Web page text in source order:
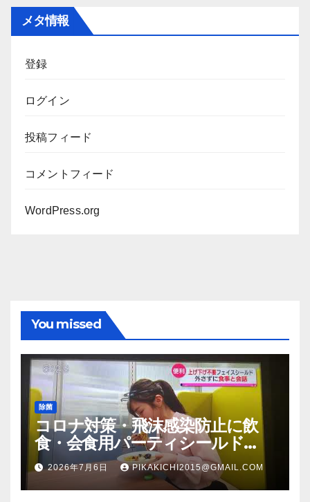
メタ情報
登録
ログイン
投稿フィード
コメントフィード
WordPress.org
You missed
除菌
コロナ対策・飛沫感染防止に飲
食・会食用パーティシールド
（マスク会食代替品）ＦＢＣ福井
放送のＴＶ番組での紹介映像
2026年7月6日 PIKAKICHI2015@GMAIL.COM